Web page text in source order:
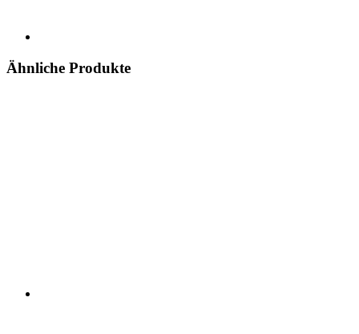
Ähnliche Produkte